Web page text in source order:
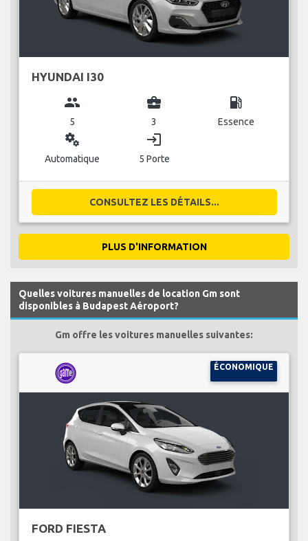
HYUNDAI I30
group
5
business_center
3
local_gas_station
Essence
miscellaneous_services
Automatique
login
5 Porte
CONSULTEZ LES DÉTAILS...
PLUS D'INFORMATION
Quelles voitures manuelles de location Gm sont
disponibles à Budapest Aéroport?
Gm offre les voitures manuelles suivantes:
ÉCONOMIQUE
FORD FIESTA